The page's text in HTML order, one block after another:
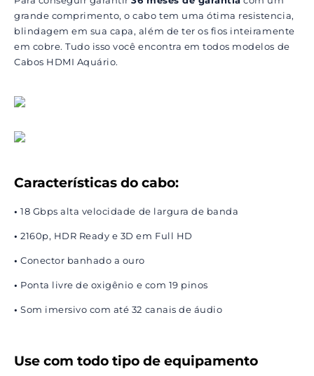
grande comprimento, o cabo tem uma ótima resistencia,
blindagem em sua capa, além de ter os fios inteiramente
em cobre. Tudo isso você encontra em todos modelos de
Cabos HDMI Aquário.
Características do cabo:
• 18 Gbps alta velocidade de largura de banda
• 2160p, HDR Ready e 3D em Full HD
• Conector banhado a ouro
• Ponta livre de oxigênio e com 19 pinos
• Som imersivo com até 32 canais de áudio
Use com todo tipo de equipamento